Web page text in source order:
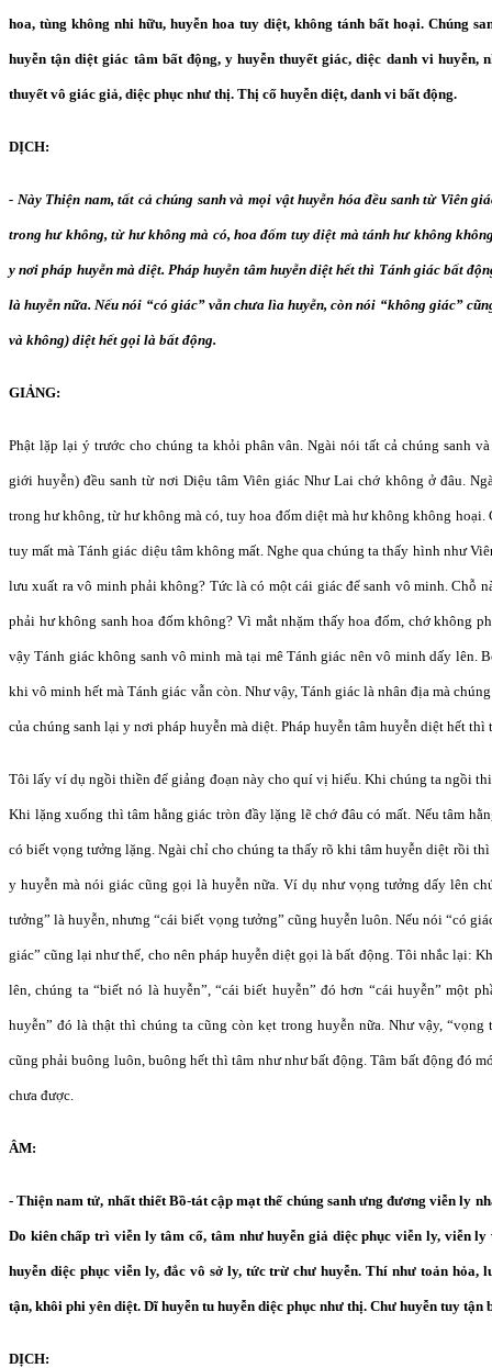
hoa, tùng không nhi hữu, huyễn hoa tuy diệt, không tánh bất hoại. Chúng
huyễn tận diệt giác tâm bất động, y huyễn thuyết giác, diệc danh vi huyễn,
thuyết vô giác giả, diệc phục như thị. Thị cố huyễn diệt, danh vi bất động.
DỊCH:
- Này Thiện nam, tất cả chúng sanh và mọi vật huyễn hóa đều sanh từ Viên
trong hư không, từ hư không mà có, hoa đốm tuy diệt mà tánh hư không
y nơi pháp huyễn mà diệt. Pháp huyễn tâm huyễn diệt hết thì Tánh giác bất
là huyễn nữa. Nếu nói “có giác” vẫn chưa lìa huyễn, còn nói “không giác”
và không) diệt hết gọi là bất động.
GIẢNG:
Phật lặp lại ý trước cho chúng ta khỏi phân vân. Ngài nói tất cả chúng sanh
giới huyễn) đều sanh từ nơi Diệu tâm Viên giác Như Lai chớ không ở đâu.
trong hư không, từ hư không mà có, tuy hoa đốm diệt mà hư không không hoại.
tuy mất mà Tánh giác diệu tâm không mất. Nghe qua chúng ta thấy hình như
lưu xuất ra vô minh phải không? Tức là có một cái giác để sanh vô minh. Chỗ
phải hư không sanh hoa đốm không? Vì mắt nhặm thấy hoa đốm, chớ không
vậy Tánh giác không sanh vô minh mà tại mê Tánh giác nên vô minh dấy lên.
khi vô minh hết mà Tánh giác vẫn còn. Như vậy, Tánh giác là nhân địa mà
của chúng sanh lại y nơi pháp huyễn mà diệt. Pháp huyễn tâm huyễn diệt hết thì
Tôi lấy ví dụ ngồi thiền để giảng đoạn này cho quí vị hiểu. Khi chúng ta ngồi
Khi lặng xuống thì tâm hằng giác tròn đầy lặng lẽ chớ đâu có mất. Nếu tâm
có biết vọng tưởng lặng. Ngài chỉ cho chúng ta thấy rõ khi tâm huyễn diệt rồi
y huyễn mà nói giác cũng gọi là huyễn nữa. Ví dụ như vọng tưởng dấy lên
tưởng” là huyễn, nhưng “cái biết vọng tưởng” cũng huyễn luôn. Nếu nói “có
giác” cũng lại như thế, cho nên pháp huyễn diệt gọi là bất động. Tôi nhắc lại:
lên, chúng ta “biết nó là huyễn”, “cái biết huyễn” đó hơn “cái huyễn” một
huyễn” đó là thật thì chúng ta cũng còn kẹt trong huyễn nữa. Như vậy,
cũng phải buông luôn, buông hết thì tâm như như bất động. Tâm bất động đó
chưa được.
ÂM:
- Thiện nam tử, nhất thiết Bồ-tát cập mạt thế chúng sanh ưng đương viễn ly
Do kiên chấp trì viễn ly tâm cố, tâm như huyễn giả diệc phục viễn ly, viễn
huyễn diệc phục viễn ly, đắc vô sở ly, tức trừ chư huyễn. Thí như toản hỏa,
tận, khôi phi yên diệt. Dĩ huyễn tu huyễn diệc phục như thị. Chư huyễn tuy tận
DỊCH: